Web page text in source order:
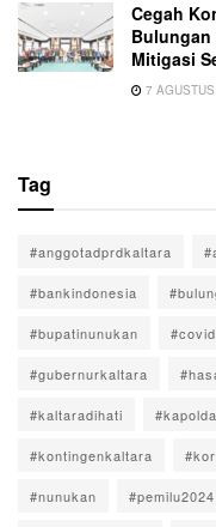
Cegah
Bulungan
Mitigasi
7
Tag
#anggotadprdkaltara
#bankindonesia
#bupatinunukan
#gubernurkaltara
#kaltaradihati
#kontingenkaltara
#nunukan #pemilu2024